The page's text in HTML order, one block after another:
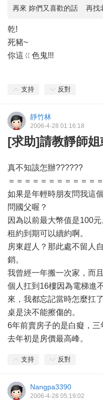
再來 妳們又喜歡的話 再找
乾!
死豬~
你這ㄍ色鬼!!!
支持 反對
靜竹林
2006-4-28 01:16:18
[求助]請教靜師
真不知該怎辦??????
＝＝＝＝＝＝＝＝＝＝＝
如果是年輕時朋友問我這
問國父喔？
因為以前最大幣值是100元
租約到期可以續約啊。
房東趕人？那此處不留人
銷。
我曾經一年搬一次家，而
個人扛到16樓因為電梯進
來，我都忘記當時怎麼扛
桌是決不能擦傷的。
6年前賣房子的是白癡，
去年初是房價最高峰。
支持 反對
Nangpa3390
2006-4-28 05:19:02